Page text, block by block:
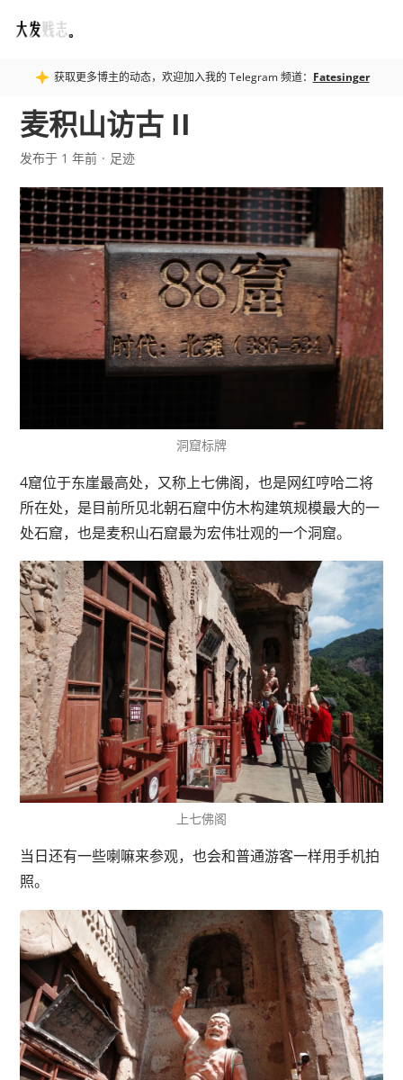
Fatesinger
获取更多博主的动态，欢迎加入我的 Telegram 频道： Fatesinger
麦积山访古 II
发布于 1 年前 足迹
洞窟标牌
4窟位于东崖最高处，又称上七佛阁，也是网红哼哈二将
所在处，是目前所见北朝石窟中仿木构建筑规模最大的一
处石窟，也是麦积山石窟最为宏伟壮观的一个洞窟。
上七佛阁
当日还有一些喇嘛来参观，也会和普通游客一样用手机拍
照。